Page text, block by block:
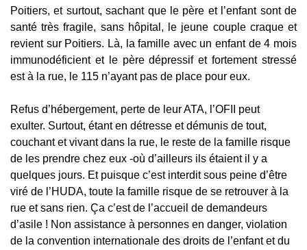
Poitiers, et surtout, sachant que le père et l’enfant sont de
santé très fragile, sans hôpital, le jeune couple craque et
revient sur Poitiers. Là, la famille avec un enfant de 4 mois
immunodéficient et le père dépressif et fortement stressé
est à la rue, le 115 n’ayant pas de place pour eux.
Refus d’hébergement, perte de leur ATA, l’OFII peut
exulter. Surtout, étant en détresse et démunis de tout,
couchant et vivant dans la rue, le reste de la famille risque
de les prendre chez eux -où d’ailleurs ils étaient il y a
quelques jours. Et puisque c’est interdit sous peine d’être
viré de l’HUDA, toute la famille risque de se retrouver à la
rue et sans rien. Ça c’est de l’accueil de demandeurs
d’asile ! Non assistance à personnes en danger, violation
de la convention internationale des droits de l’enfant et du